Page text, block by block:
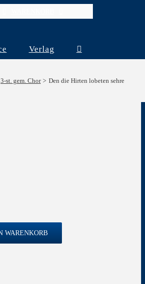
Verlag
3-st. gem. Chor Den die Hirten lobeten sehre
WARENKORB